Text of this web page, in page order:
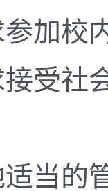
加校
社会
的